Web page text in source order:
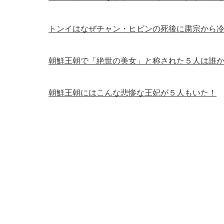
トンイはなぜチャン・ヒビンの死後に粛宗から
朝鮮王朝で「絶世の美女」と称された５人は誰か
朝鮮王朝にはこんな悲惨な王妃が５人もいた！